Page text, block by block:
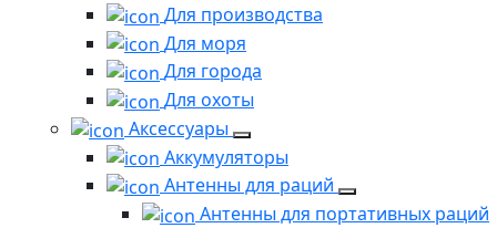
Для производства
Для моря
Для города
Для охоты
Аксессуары
Аккумуляторы
Антенны для раций
Антенны для портативных раций